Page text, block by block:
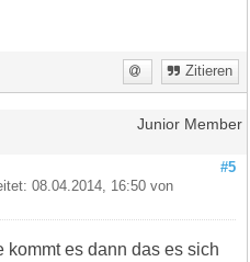
Zitieren
Junior Member
#5
08.04.2014, 16:50 von
kommt es dann das es sich